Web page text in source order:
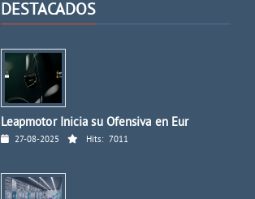
DESTACADOS
Leapmotor Inicia su Ofensiva en Eur
27-08-2025 Hits: 7011